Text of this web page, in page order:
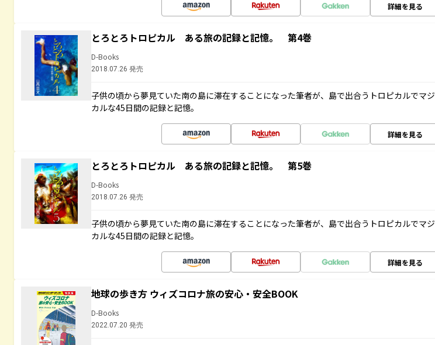
詳細を見る
とろとろトロピカル ある旅の記録と記憶。 第4巻
D-Books
2018.07.26 発売
子供の頃から夢見ていた南の島に滞在することになった筆者が、島で出合うトロピカルでマジ
カルな45日間の記録と記憶。
詳細を見る
とろとろトロピカル ある旅の記録と記憶。 第5巻
D-Books
2018.07.26 発売
子供の頃から夢見ていた南の島に滞在することになった筆者が、島で出合うトロピカルでマジ
カルな45日間の記録と記憶。
詳細を見る
地球の歩き方 ウィズコロナ旅の安心・安全BOOK
D-Books
2022.07.20 発売